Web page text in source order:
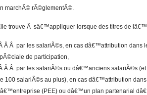
marchÃ© rÃ©glementÃ©.
trouve Ã sâ€™appliquer lorsque des titres de
Â Â par les salariÃ©s, en cas dâ€™attribution dans
de participation,
Â Â par les salariÃ©s ou dâ€™anciens salariÃ©s
100 salariÃ©s au plus), en cas dâ€™attribution
(PEE) ou dâ€™un plan partenarial